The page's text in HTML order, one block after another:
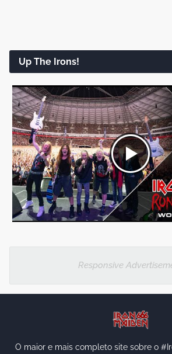
Up The Irons!
Responsive
O maior e mais completo site sobre o